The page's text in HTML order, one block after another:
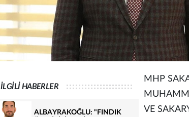
İLGİLİ HABERLER
ALBAYRAKOĞLU: "FINDIK
MHP
VE